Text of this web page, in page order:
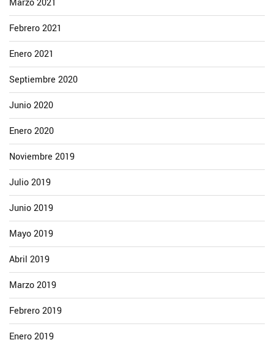
Marzo 2021
Febrero 2021
Enero 2021
Septiembre 2020
Junio 2020
Enero 2020
Noviembre 2019
Julio 2019
Junio 2019
Mayo 2019
Abril 2019
Marzo 2019
Febrero 2019
Enero 2019